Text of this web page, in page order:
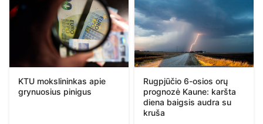
KTU mokslininkas apie
grynuosius pinigus
Rugpjūčio 6-osios orų
prognozė Kaune: karšta
diena baigsis audra su
kruša